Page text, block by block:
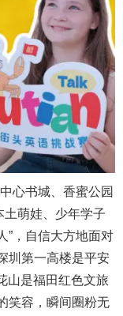
心书城、香蜜公园
土萌娃、少年学子
”，自信大方地面对
圳第一高楼是平安
山是福田红色文旅
笑容，瞬间圈粉无